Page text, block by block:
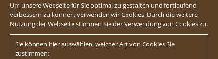
Um unsere Webseite für Sie optimal zu gestalten und fortlaufend
verbessern zu können, verwenden wir Cookies. Durch die weitere
Nutzung der Webseite stimmen Sie der Verwendung von Cookies zu.
Sie können hier auswählen, welcher Art von Cookies Sie
zustimmen: